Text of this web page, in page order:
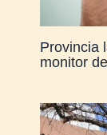
Provincia
monitor